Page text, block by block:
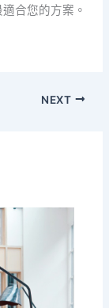
合您的方案。
NEXT